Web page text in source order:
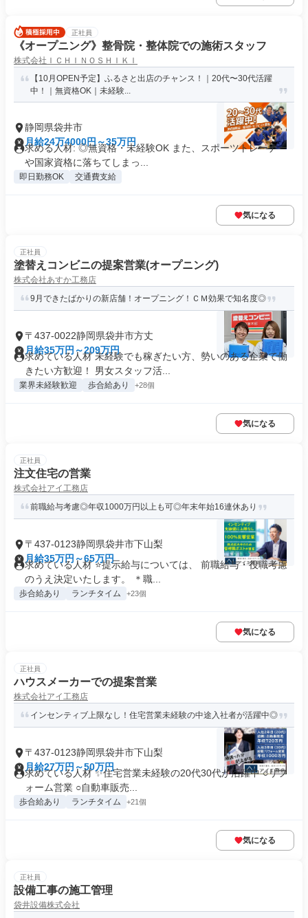
正社員
《オープニング》整骨院・整体院での施術スタッフ
株式会社ＩＣＨＩＮＯＳＨＩＫＩ
【10月OPEN予定】ふるさと出店のチャンス！｜20代〜30代活躍
中！｜無資格OK｜未経験...
静岡県袋井市
月給24万4000円～35万円
求める人材: ◎無資格・未経験OK また、スポーツトレーナー
や国家資格に落ちてしまっ...
即日勤務OK 交通費支給
気になる
正社員
塗替えコンビニの提案営業(オープニング)
株式会社あすか工務店
9月できたばかりの新店舗！オープニング！ＣＭ効果で知名度◎
〒437-0022静岡県袋井市方丈
月給35万円～209万円
求めている人材 未経験でも稼ぎたい方、勢いのある企業で働
きたい方歓迎！ 男女スタッフ活...
業界未経験歓迎 歩合給あり +28個
気になる
正社員
注文住宅の営業
株式会社アイ工務店
前職給与考慮◎年収1000万円以上も可◎年末年始16連休あり
〒437-0123静岡県袋井市下山梨
月給35万円～65万円
求めている人材 ⭐提示給与については、 前職給与・役職考慮
のうえ決定いたします。 ＊職...
歩合給あり ランチタイム +23個
気になる
正社員
ハウスメーカーでの提案営業
株式会社アイ工務店
インセンティブ上限なし！住宅営業未経験の中途入社者が活躍中◎
〒437-0123静岡県袋井市下山梨
月給27万円～50万円
求めている人材 ✨住宅営業未経験の20代30代が活躍中 ○リフ
ォーム営業 ○自動車販売...
歩合給あり ランチタイム +21個
気になる
正社員
設備工事の施工管理
袋井設備株式会社